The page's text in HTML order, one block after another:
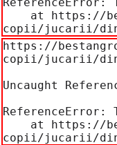
copii/jucarii/
https://
copii/jucarii/din-
Uncaught
ReferenceError:
copii/jucarii/